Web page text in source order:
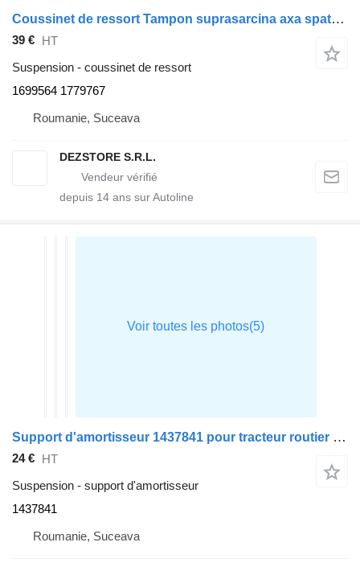
Coussinet de ressort Tampon suprasarcina axa spate 1699564 pour tracteur routier DAF CF85
39 € HT
Suspension - coussinet de ressort
1699564 1779767
Roumanie, Suceava
DEZSTORE S.R.L.
depuis 14 ans sur Autoline
Support d'amortisseur 1437841 pour tracteur routier DAF CF85
24 € HT
Suspension - support d'amortisseur
1437841
Roumanie, Suceava